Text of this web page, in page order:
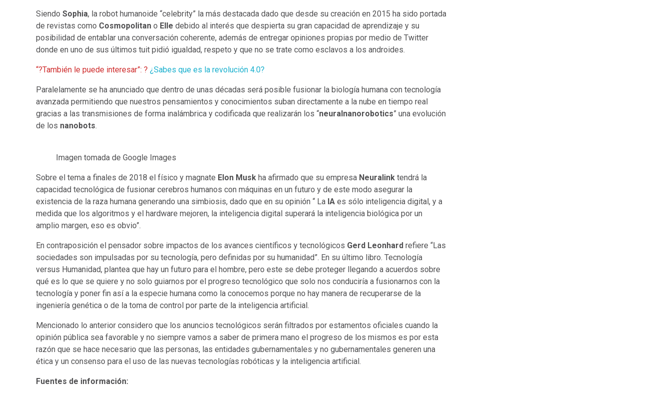
Siendo Sophia, la robot humanoide “celebrity” la más destacada dado que desde su creación en 2015 ha sido portada
de revistas como Cosmopolitan o Elle debido al interés que despierta su gran capacidad de aprendizaje y su
posibilidad de entablar una conversación coherente, además de entregar opiniones propias por medio de Twitter
donde en uno de sus últimos tuit pidió igualdad, respeto y que no se trate como esclavos a los androides.
“?También le puede interesar”: ? ¿Sabes que es la revolución 4.0?
Paralelamente se ha anunciado que dentro de unas décadas será posible fusionar la biología humana con tecnología
avanzada permitiendo que nuestros pensamientos y conocimientos suban directamente a la nube en tiempo real
gracias a las transmisiones de forma inalámbrica y codificada que realizarán los “neuralnanorobotics” una evolución
de los nanobots.
Imagen tomada de Google Images
Sobre el tema a finales de 2018 el físico y magnate Elon Musk ha afirmado que su empresa Neuralink tendrá la
capacidad tecnológica de fusionar cerebros humanos con máquinas en un futuro y de este modo asegurar la
existencia de la raza humana generando una simbiosis, dado que en su opinión “ La IA es sólo inteligencia digital, y a
medida que los algoritmos y el hardware mejoren, la inteligencia digital superará la inteligencia biológica por un
amplio margen, eso es obvio”.
En contraposición el pensador sobre impactos de los avances científicos y tecnológicos Gerd Leonhard refiere “Las
sociedades son impulsadas por su tecnología, pero definidas por su humanidad”. En su último libro. Tecnología
versus Humanidad, plantea que hay un futuro para el hombre, pero este se debe proteger llegando a acuerdos sobre
qué es lo que se quiere y no solo guiarnos por el progreso tecnológico que solo nos conduciría a fusionarnos con la
tecnología y poner fin así a la especie humana como la conocemos porque no hay manera de recuperarse de la
ingeniería genética o de la toma de control por parte de la inteligencia artificial.
Mencionado lo anterior considero que los anuncios tecnológicos serán filtrados por estamentos oficiales cuando la
opinión pública sea favorable y no siempre vamos a saber de primera mano el progreso de los mismos es por esta
razón que se hace necesario que las personas, las entidades gubernamentales y no gubernamentales generen una
ética y un consenso para el uso de las nuevas tecnologías robóticas y la inteligencia artificial.
Fuentes de información: